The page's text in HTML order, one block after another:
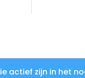
actief zijn in het